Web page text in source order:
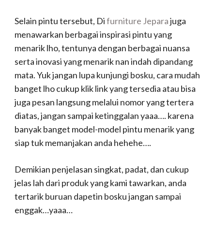
Selain pintu tersebut, Difurniture Jeparajuga
menawarkan berbagai inspirasi pintu yang
menarik lho, tentunya dengan berbagai nuansa
serta inovasi yang menarik nan indah dipandang
mata. Yuk jangan lupa kunjungi bosku, cara mudah
banget lho cukup klik link yang tersedia atau bisa
juga pesan langsung melalui nomor yang tertera
diatas, jangan sampai ketinggalan yaaa…. karena
banyak banget model-model pintu menarik yang
siap tuk memanjakan anda hehehe….
Demikian penjelasan singkat, padat, dan cukup
jelas lah dari produk yang kami tawarkan, anda
tertarik buruan dapetin bosku jangan sampai
enggak…yaaa…